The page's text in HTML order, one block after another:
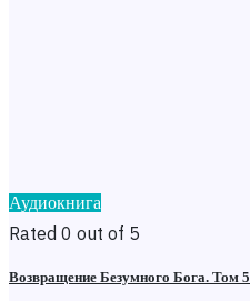
Аудиокнига
Rated 0 out of 5
Возвращение Безумного Бога. Том 5